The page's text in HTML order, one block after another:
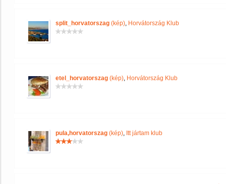
split_horvatorszag (kép), Horvátország Klub
etel_horvatorszag (kép), Horvátország Klub
pula,horvatorszag (kép), Itt jártam klub